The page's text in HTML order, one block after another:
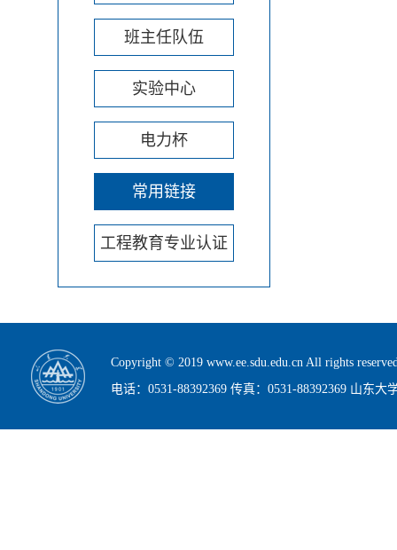
班主任队伍
实验中心
电力杯
常用链接
工程教育专业认证
Copyright © 2019 www.ee.sdu.edu.cn All rights
电话：0531-88392369 传真：0531-88392369 山东